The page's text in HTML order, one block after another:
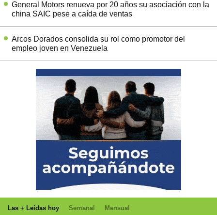
General Motors renueva por 20 años su asociación con la
china SAIC pese a caída de ventas
Arcos Dorados consolida su rol como promotor del
empleo joven en Venezuela
Las + Leídas hoy Semanal Mensual